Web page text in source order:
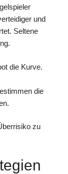
und
Seltene
die Kurve.
die
zu